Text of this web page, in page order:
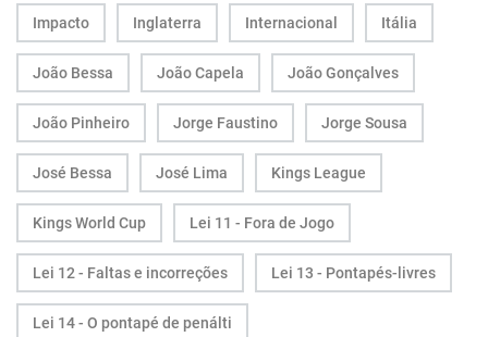
Impacto Inglaterra Internacional Itália
João Bessa João Capela João Gonçalves
João Pinheiro Jorge Faustino Jorge Sousa
José Bessa José Lima Kings League
Kings World Cup Lei 11 - Fora de Jogo
Lei 12 - Faltas e incorreções Lei 13 - Pontapés-livres
Lei 14 - O pontapé de penálti